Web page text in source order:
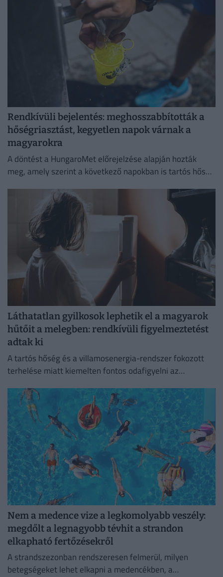
Rendkívüli bejelentés: meghosszabbították a
hőségriasztást, kegyetlen napok várnak a
magyarokra
A döntést a HungaroMet előrejelzése alapján hozták
meg, amely szerint a következő napokban is tartós hőség
Láthatatlan gyilkosok lephetik el a magyarok
hűtőit a melegben: rendkívüli figyelmeztetést
adtak ki
A tartós hőség és a villamosenergia-rendszer fokozott
terhelése miatt kiemelten fontos odafigyelni az
Nem a medence vize a legkomolyabb veszély:
megdőlt a legnagyobb tévhit a strandon
elkapható fertőzésekről
A strandszezonban rendszeresen felmerül, milyen
betegségeket lehet elkapni a medencékben, a